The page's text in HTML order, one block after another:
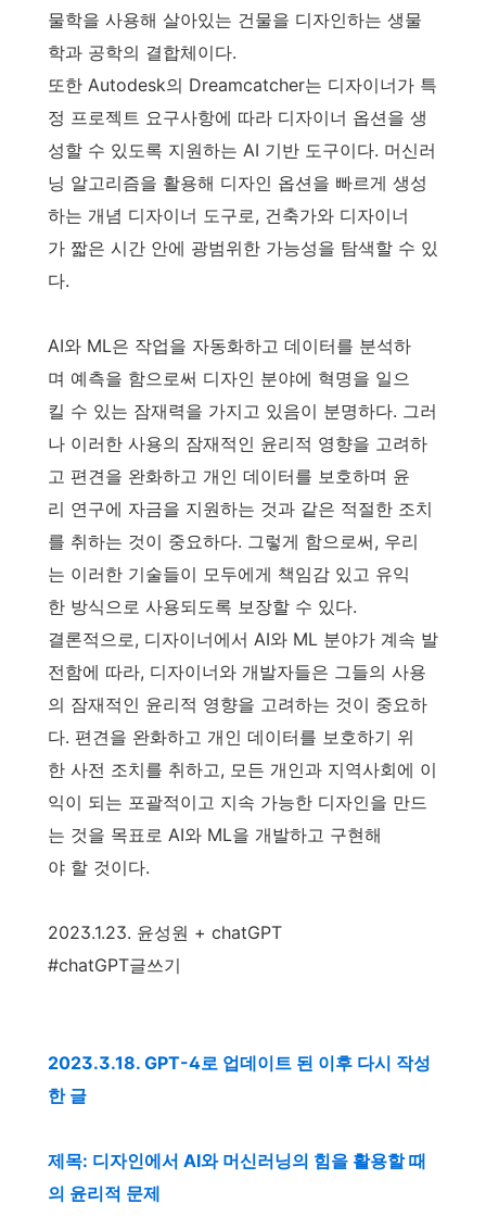
물학을 사용해 살아있는 건물을 디자인하는 생물
학과 공학의 결합체이다.
또한 Autodesk의 Dreamcatcher는 디자이너가 특
정 프로젝트 요구사항에 따라 디자이너 옵션을 생
성할 수 있도록 지원하는 AI 기반 도구이다. 머신러
닝 알고리즘을 활용해 디자인 옵션을 빠르게 생성
하는 개념 디자이너 도구로, 건축가와 디자이너
가 짧은 시간 안에 광범위한 가능성을 탐색할 수 있
다.
AI와 ML은 작업을 자동화하고 데이터를 분석하
며 예측을 함으로써 디자인 분야에 혁명을 일으
킬 수 있는 잠재력을 가지고 있음이 분명하다. 그러
나 이러한 사용의 잠재적인 윤리적 영향을 고려하
고 편견을 완화하고 개인 데이터를 보호하며 윤
리 연구에 자금을 지원하는 것과 같은 적절한 조치
를 취하는 것이 중요하다. 그렇게 함으로써, 우리
는 이러한 기술들이 모두에게 책임감 있고 유익
한 방식으로 사용되도록 보장할 수 있다.
결론적으로, 디자이너에서 AI와 ML 분야가 계속 발
전함에 따라, 디자이너와 개발자들은 그들의 사용
의 잠재적인 윤리적 영향을 고려하는 것이 중요하
다. 편견을 완화하고 개인 데이터를 보호하기 위
한 사전 조치를 취하고, 모든 개인과 지역사회에 이
익이 되는 포괄적이고 지속 가능한 디자인을 만드
는 것을 목표로 AI와 ML을 개발하고 구현해
야 할 것이다.
2023.1.23. 윤성원 + chatGPT
#chatGPT글쓰기
2023.3.18. GPT-4로 업데이트 된 이후 다시 작성
한 글
제목: 디자인에서 AI와 머신러닝의 힘을 활용할 때
의 윤리적 문제